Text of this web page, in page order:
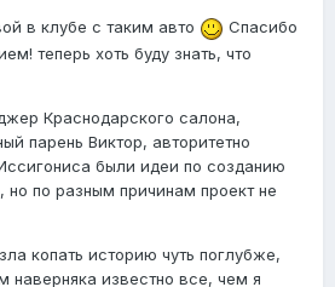
в клубе с таким авто
Спасибо
теперь хоть буду знать, что
Краснодарского салона,
парень Виктор, авторитетно
были идеи по созданию
но по разным причинам проект не
копать историю чуть поглубже,
наверняка известно все, чем я